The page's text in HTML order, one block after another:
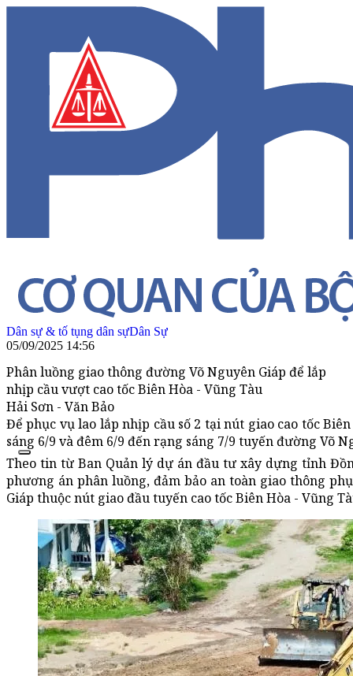
Dân sự & tố tụng dân sựDân Sự
05/09/2025 14:56
Phân luồng giao thông đường Võ Nguyên Giáp để lắp
nhịp cầu vượt cao tốc Biên Hòa - Vũng Tàu
Hải Sơn - Văn Bảo
Để phục vụ lao lắp nhịp cầu số 2 tại nút giao cao tốc
sáng 6/9 và đêm 6/9 đến rạng sáng 7/9 tuyến đường Võ
Theo tin từ Ban Quản lý dự án đầu tư xây dựng tỉnh
phương án phân luồng, đảm bảo an toàn giao thông
Giáp thuộc nút giao đầu tuyến cao tốc Biên Hòa - Vũng